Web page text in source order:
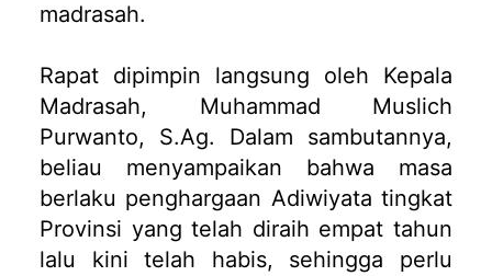
madrasah.
Rapat dipimpin langsung oleh Kepala
Madrasah, Muhammad Muslich
Purwanto, S.Ag. Dalam sambutannya,
beliau menyampaikan bahwa masa
berlaku penghargaan Adiwiyata tingkat
Provinsi yang telah diraih empat tahun
lalu kini telah habis, sehingga perlu